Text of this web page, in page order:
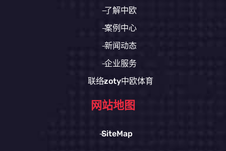
了解中欧
案例中心
新闻动态
企业服务
联络zoty中欧体育
网站地图
SiteMap